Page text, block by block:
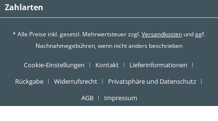
Zahlarten
* Alle Preise inkl. gesetzl. Mehrwertsteuer zzgl.Versandkosten und ggf.
Nachnahmegebühren, wenn nicht anders beschrieben
Cookie-Einstellungen Kontakt
Lieferinformationen
Rückgabe
Widerrufsrecht
Privatsphäre und Datenschutz
AGB
Impressum